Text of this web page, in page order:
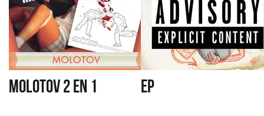
MOLOTOV 2 EN 1 EP